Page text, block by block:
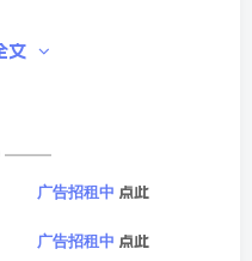
回形针掰直了裹上双面
出来的衣服都是香香的，
文
———
广告招租中 点此
广告招租中 点此